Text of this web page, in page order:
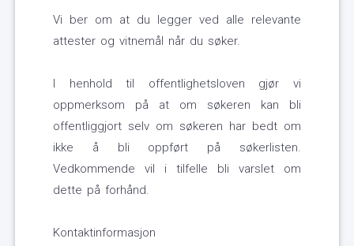
Vi ber om at du legger ved alle relevante
attester og vitnemål når du søker.
I henhold til offentlighetsloven gjør vi
oppmerksom på at om søkeren kan bli
offentliggjort selv om søkeren har bedt om
ikke å bli oppført på søkerlisten.
Vedkommende vil i tilfelle bli varslet om
dette på forhånd.
Kontaktinformasjon